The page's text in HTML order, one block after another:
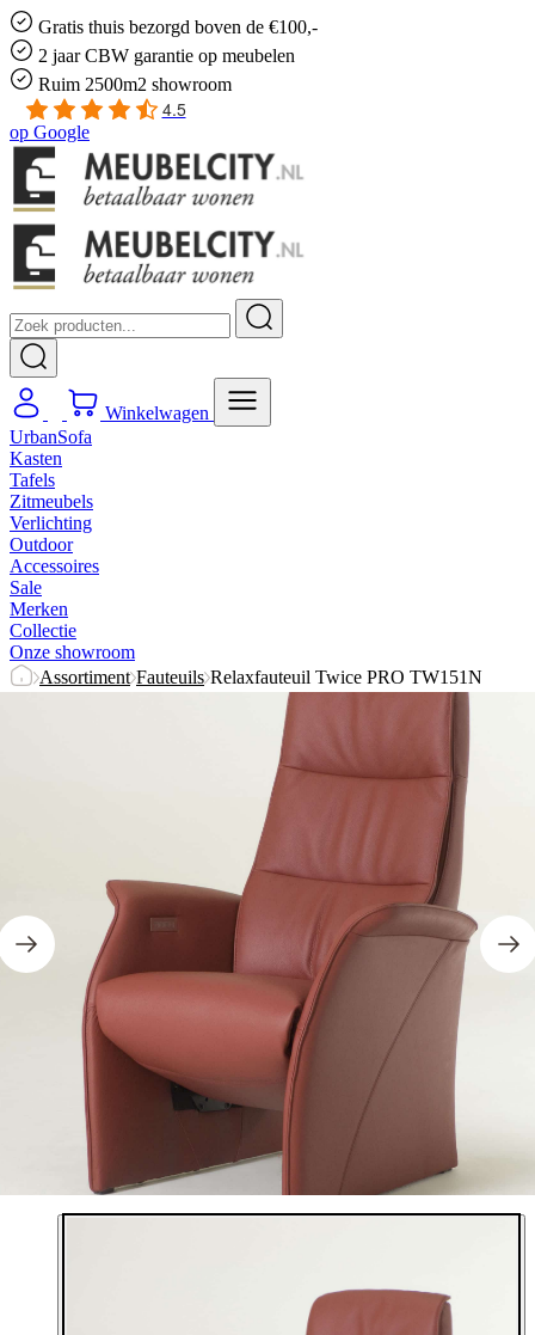
Gratis thuis bezorgd boven de €100,-
2 jaar CBW garantie op meubelen
Ruim 2500m2 showroom
4.5
op Google
Winkelwagen
UrbanSofa
Kasten
Tafels
Zitmeubels
Verlichting
Outdoor
Accessoires
Sale
Merken
Collectie
Onze showroom
Assortiment Fauteuils Relaxfauteuil Twice PRO TW151N